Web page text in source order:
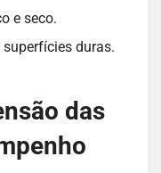
e seco.
duras.
das